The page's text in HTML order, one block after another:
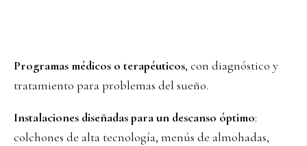
Programas médicos o terapéuticos, con diagnóstico y
tratamiento para problemas del sueño.
Instalaciones diseñadas para un descanso óptimo:
colchones de alta tecnología, menús de almohadas,